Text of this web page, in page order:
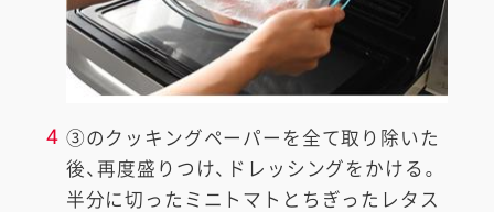
4 ③のクッキングペーパーを全て取り除いた
後、再度盛りつけ、ドレッシングをかける。
半分に切ったミニトマトとちぎったレタス